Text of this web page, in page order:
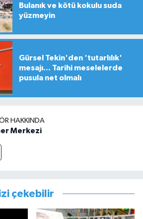
Bulanık ve kötü kokulu suda
yüzmeyin
Gürsel Tekin'den 'tutarlılık'
mesajı... Tarihi meselelerde
pusula net olmalı
HAKKINDA
Merkezi
çekebilir